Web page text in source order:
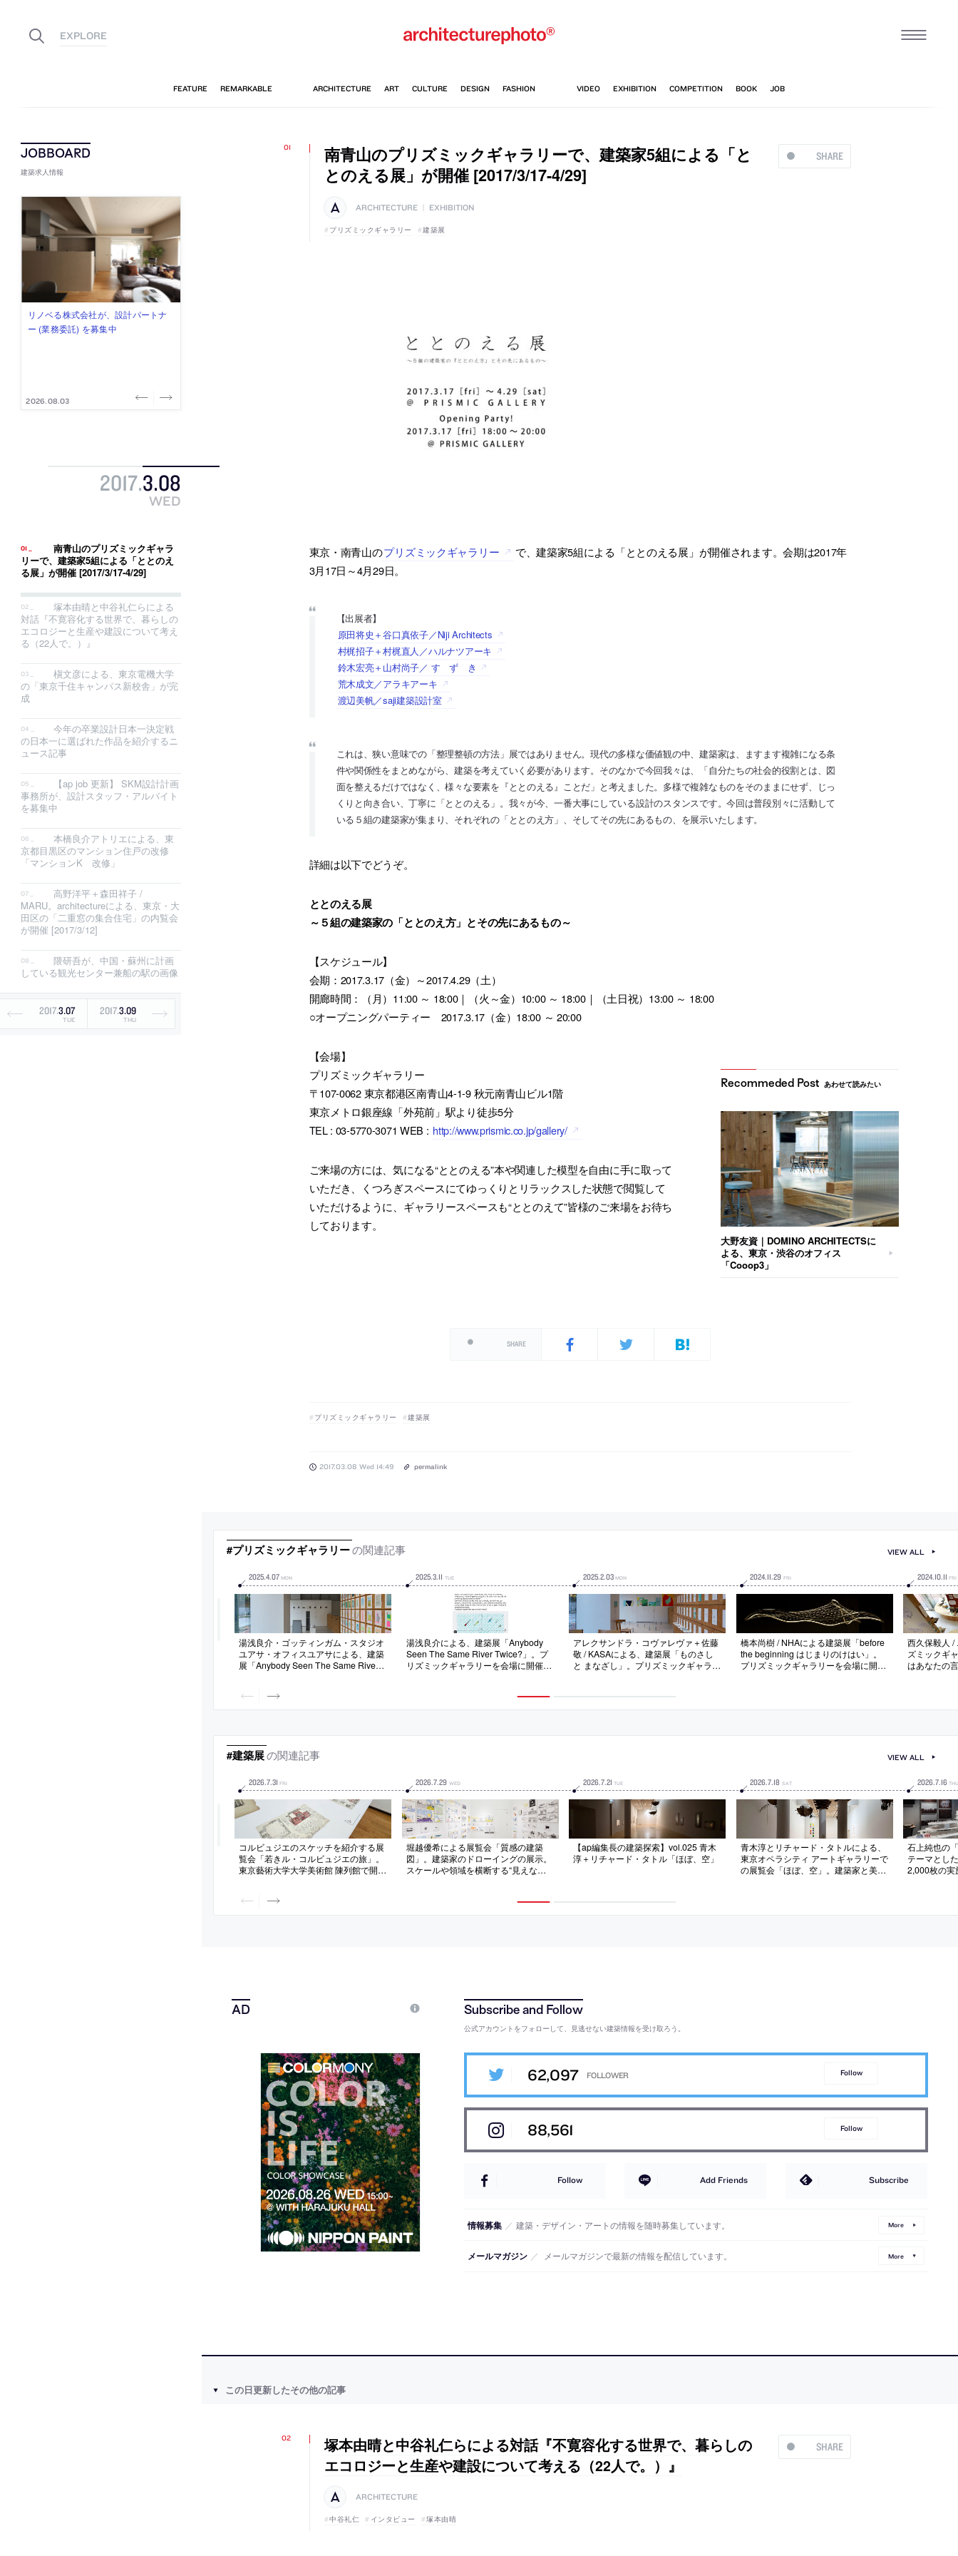
建築求人情報
古民家を軸に全国で“価値循環の仕組
み”を作り、リモートワーク主体の働
2026.08.03
リノベる株式会社が、設計パートナ
ー (業務委託) を募集中
2026.08.03
社会への影響力のある建築を手掛
け、スタッフ同士で助け合う環境づ
2026.07.31
代官山を拠点に活動する「梅澤竜也 /
ALA INC.」が、設計スタッフ・アル
2026.07.30
住宅や共同住宅などを手掛け、“合理
的でシンプルなデザイン”を志向する
2026.07.29
2017.3.08
WED
南青山のプリズミックギャラ
リーで、建築家5組による「ととのえ
る展」が開催 [2017/3/17-4/29]
塚本由晴と中谷礼仁らによる
対話『不寛容化する世界で、暮らしの
エコロジーと生産や建設について考え
る（22人で。）』
槇文彦による、東京電機大学
の「東京千住キャンパス新校舎」が完
成
今年の卒業設計日本一決定戦
の日本一に選ばれた作品を紹介するニ
ュース記事
【ap job 更新】 SKM設計計画
事務所が、設計スタッフ・アルバイト
を募集中
本橋良介アトリエによる、東
京都目黒区のマンション住戸の改修
「マンションK 改修」
高野洋平＋森田祥子 /
MARU。architectureによる、東京・大
田区の「二重窓の集合住宅」の内覧会
が開催 [2017/3/12]
隈研吾が、中国・蘇州に計画
している観光センター兼船の駅の画像
2017.3.07
TUE
2017.3.09
THU
SHARE
南青山のプリズミックギャラリーで、建築家5組による「と
とのえる展」が開催 [2017/3/17-4/29]
ARCHITECTURE EXHIBITION
プリズミックギャラリー 建築展
東京・南青山のプリズミックギャラリー
で、建築家5組による「ととのえる展」が開催されます。会期は2017年
3月17日～4月29日。
【出展者】
原田将史＋谷口真依子／Niji Architects
村梶招子＋村梶直人／ハルナツアーキ
鈴木宏亮＋山村尚子／ す ず き
荒木成文／アラキアーキ
渡辺美帆／saji建築設計室
これは、狭い意味での「整理整頓の方法」展ではありません。現代の多様な価値観の中、建築家は、ますます複雑になる条
件や関係性をまとめながら、建築を考えていく必要があります。そのなかで今回我々は、「自分たちの社会的役割とは、図
面を整えるだけではなく、様々な要素を『ととのえる』ことだ」と考えました。多様で複雑なものをそのままにせず、じっ
くりと向き合い、丁寧に「ととのえる」。我々が今、一番大事にしている設計のスタンスです。今回は普段別々に活動して
いる５組の建築家が集まり、それぞれの「ととのえ方」、そしてその先にあるもの、を展示いたします。
詳細は以下でどうぞ。
ととのえる展
～５組の建築家の「ととのえ方」とその先にあるもの～
【スケジュール】
会期：2017.3.17（金）～2017.4.29（土）
開廊時間：（月）11:00 ～ 18:00｜（火～金）10:00 ～ 18:00｜（土日祝）13:00 ～ 18:00
○オープニングパーティー 2017.3.17（金）18:00 ～ 20:00
【会場】
プリズミックギャラリー
〒107-0062 東京都港区南青山4-1-9 秋元南青山ビル1階
東京メトロ銀座線「外苑前」駅より徒歩5分
TEL : 03-5770-3071 WEB : http://www.prismic.co.jp/gallery/
ご来場の方には、気になる“ととのえる”本や関連した模型を自由に手に取って
いただき、くつろぎスペースにてゆっくりとリラックスした状態で閲覧して
いただけるように、ギャラリースペースも“ととのえて”皆様のご来場をお待ち
しております。
あわせて読みたい
大野友資｜DOMINO ARCHITECTSに
よる、東京・渋谷のオフィス
「Cooop3」
SHARE
プリズミックギャラリー 建築展
2017.03.08 Wed 14:49 permalink
#プリズミックギャラリーの関連記事
2025.4.07 MON
湯浅良介・ゴッティンガム・スタジオ
ユアサ・オフィスユアサによる、建築
展「Anybody Seen The Same River
ェ、写真、コラージュを通じて、“不
可逆な時間に対する空間の可逆
2025.3.11 TUE
湯浅良介による、建築展「Anybody
Seen The Same River Twice?」。プ
リズミックギャラリーを会場に開催。
し、“不可逆な時間に対する空間の可
逆性”を“視覚的な問い”として投げかけ
2025.2.03 MON
アレクサンドラ・コヴァレヴァ＋佐藤
敬 / KASAによる、建築展「ものさし
と まなざし」。プリズミックギャラリ
前の“個人的な体験、考察、想像の世
界”を記述する
2024.11.29 FRI
橋本尚樹 / NHAによる建築展「before
the beginning はじまりのけはい」。
プリズミックギャラリーを会場に開
ースしてNHAとArupが基本設計など
2024.10.11 FRI
西久保毅人 /
ズミックギ
はあなたの
に“大きな猫
きる”場も作
VIEW ALL
#建築展の関連記事
2026.7.31 FRI
コルビュジエのスケッチを紹介する展
覧会「若きル・コルビュジエの旅」。
東京藝術大学大学美術館 陳列館で開
データを元に原寸大で複製して展示
2026.7.29 WED
堀越優希による展覧会「質感の建築
図」。建築家のドローイングの展示。
スケールや領域を横断する“見えない
験を複雑さの喪失なしでの描画も試行
2026.7.21 TUE
【ap編集長の建築探索】vol.025 青木
淳＋リチャード・タトル「ほぼ、空」
2026.7.18 SAT
青木淳とリチャード・タトルによる、
東京オペラシティ アートギャラリーで
の展覧会「ほぼ、空」。建築家と美術
内に配置。光と影が質感を生み出して
2026.7.16
石上純也の
テーマとし
2,000枚の実
VIEW ALL
公式アカウントをフォローして、見逃せない建築情報を受け取ろう。
62,097 Follow
88,561 Follow
Follow Add Friends Subscribe
情報募集 ／ 建築・デザイン・アートの情報を随時募集しています。 More
メールマガジン ／ メールマガジンで最新の情報を配信しています。 More
この日更新したその他の記事
SHARE
塚本由晴と中谷礼仁らによる対話『不寛容化する世界で、暮らしの
エコロジーと生産や建設について考える（22人で。）』
ARCHITECTURE
中谷礼仁 インタビュー 塚本由晴